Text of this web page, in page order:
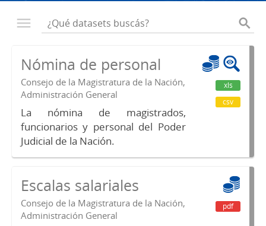
Nómina de personal
Consejo de la Magistratura de la Nación,
Administración General
La nómina de magistrados,
funcionarios y personal del Poder
Judicial de la Nación.
xls
csv
Escalas salariales
Consejo de la Magistratura de la Nación,
Administración General
pdf